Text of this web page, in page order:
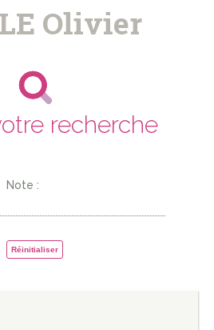
Olivier
recherche
Note :
Réinitialiser